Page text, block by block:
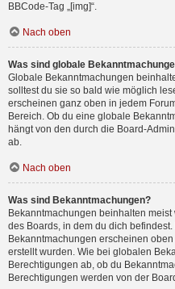
BBCode-Tag „[img]“.
Nach oben
Was sind globale
Globale Bekanntmachungen
solltest du sie so bald wie möglich
erscheinen ganz oben in jedem
Bereich. Ob du eine globale
hängt von den durch die Board-
ab.
Nach oben
Was sind Bekanntmachungen?
Bekanntmachungen beinhalten
des Boards, in dem du dich
Bekanntmachungen erscheinen
erstellt wurden. Wie bei globalen
Berechtigungen ab, ob du
Berechtigungen werden von der